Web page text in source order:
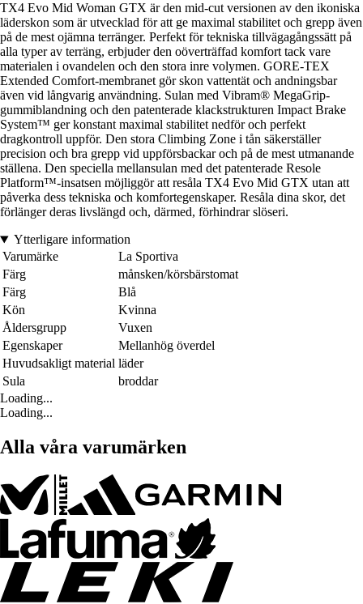
TX4 Evo Mid Woman GTX är den mid-cut versionen av den ikoniska
läderskon som är utvecklad för att ge maximal stabilitet och grepp även
på de mest ojämna terränger. Perfekt för tekniska tillvägagångssätt på
alla typer av terräng, erbjuder den oöverträffad komfort tack vare
materialen i ovandelen och den stora inre volymen. GORE-TEX
Extended Comfort-membranet gör skon vattentät och andningsbar
även vid långvarig användning. Sulan med Vibram® MegaGrip-
gummiblandning och den patenterade klackstrukturen Impact Brake
System™ ger konstant maximal stabilitet nedför och perfekt
dragkontroll uppför. Den stora Climbing Zone i tån säkerställer
precision och bra grepp vid uppförsbackar och på de mest utmanande
ställena. Den speciella mellansulan med det patenterade Resole
Platform™-insatsen möjliggör att resåla TX4 Evo Mid GTX utan att
påverka dess tekniska och komfortegenskaper. Resåla dina skor, det
förlänger deras livslängd och, därmed, förhindrar slöseri.
Ytterligare information
Varumärke
La Sportiva
Färg
månsken/körsbärstomat
Färg
Blå
Kön
Kvinna
Åldersgrupp
Vuxen
Egenskaper
Mellanhög överdel
Huvudsakligt material läder
Sula
broddar
Loading...
Loading...
Alla våra varumärken